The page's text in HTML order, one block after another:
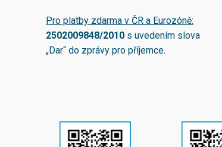
Pro platby zdarma v ČR a Eurozóně:
2502009848/2010 s uvedením slova
„Dar“ do zprávy pro příjemce.